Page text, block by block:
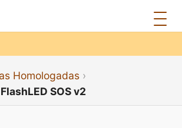
Homologadas
SOS v2